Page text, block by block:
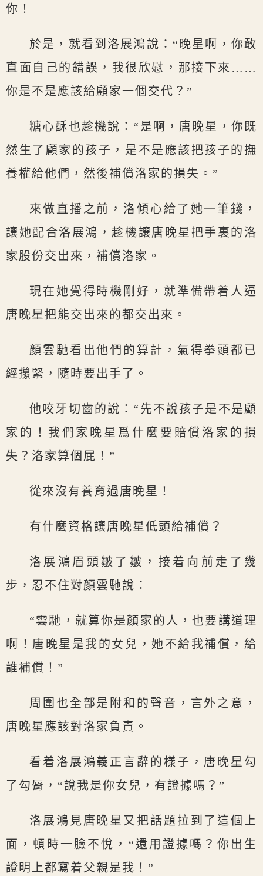
你！
於是，就看到洛展鴻說：“晚星啊，你敢
直面自己的錯誤，我很欣慰，那接下來……
你是不是應該給顧家一個交代？”
糖心酥也趁機說：“是啊，唐晚星，你既
然生了顧家的孩子，是不是應該把孩子的撫
養權給他們，然後補償洛家的損失。”
來做直播之前，洛傾心給了她一筆錢，
讓她配合洛展鴻，趁機讓唐晚星把手裏的洛
家股份交出來，補償洛家。
現在她覺得時機剛好，就準備帶着人逼
唐晚星把能交出來的都交出來。
顏雲馳看出他們的算計，氣得拳頭都已
經攥緊，隨時要出手了。
他咬牙切齒的說：“先不說孩子是不是顧
家的！我們家晚星爲什麼要賠償洛家的損
失？洛家算個屁！”
從來沒有養育過唐晚星！
有什麼資格讓唐晚星低頭給補償？
洛展鴻眉頭皺了皺，接着向前走了幾
步，忍不住對顏雲馳說：
“雲馳，就算你是顏家的人，也要講道理
啊！唐晚星是我的女兒，她不給我補償，給
誰補償！”
周圍也全部是附和的聲音，言外之意，
唐晚星應該對洛家負責。
看着洛展鴻義正言辭的樣子，唐晚星勾
了勾脣，“說我是你女兒，有證據嗎？”
洛展鴻見唐晚星又把話題拉到了這個上
面，頓時一臉不悅，“還用證據嗎？你出生
證明上都寫着父親是我！”